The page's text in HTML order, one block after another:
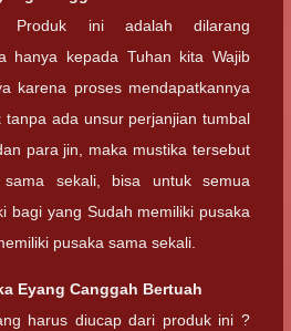
Produk ini adalah dilarang
hanya kepada Tuhan kita Wajib
karena proses mendapatkannya
ada unsur perjanjian tumbal
para jin, maka mustika tersebut
sekali, bisa untuk semua
bagi yang Sudah memiliki pusaka
pusaka sama sekali.
Eyang Canggah Bertuah
harus diucap dari produk ini ?